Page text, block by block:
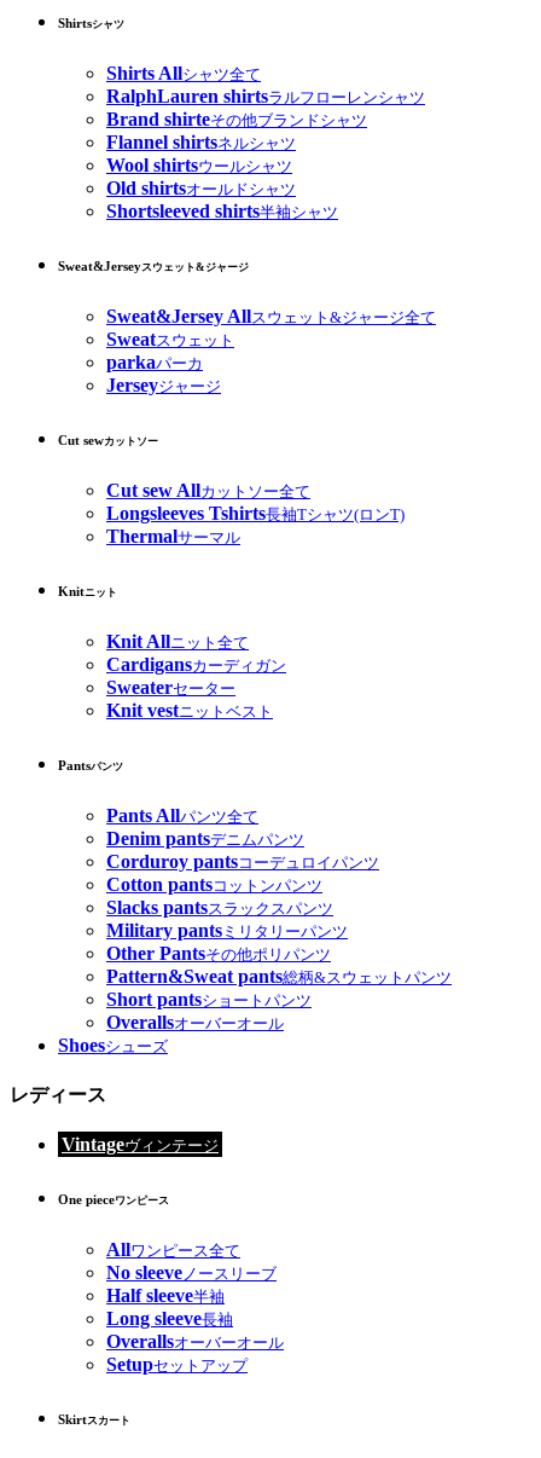
Shirtsシャツ
Shirts Allシャツ全て
RalphLauren shirtsラルフローレンシャツ
Brand shirteその他ブランドシャツ
Flannel shirtsネルシャツ
Wool shirtsウールシャツ
Old shirtsオールドシャツ
Shortsleeved shirts半袖シャツ
Sweat&Jerseyスウェット&ジャージ
Sweat&Jersey Allスウェット&ジャージ全て
Sweatスウェット
parkaパーカ
Jerseyジャージ
Cut sewカットソー
Cut sew Allカットソー全て
Longsleeves Tshirts長袖Tシャツ(ロンT)
Thermalサーマル
Knitニット
Knit Allニット全て
Cardigansカーディガン
Sweaterセーター
Knit vestニットベスト
Pantsパンツ
Pants Allパンツ全て
Denim pantsデニムパンツ
Corduroy pantsコーデュロイパンツ
Cotton pantsコットンパンツ
Slacks pantsスラックスパンツ
Military pants ミリタリーパンツ
Other Pantsその他ポリパンツ
Pattern&Sweat pants総柄&スウェットパンツ
Short pantsショートパンツ
Overallsオーバーオール
Shoesシューズ
レディース
Vintageヴィンテージ
One pieceワンピース
Allワンピース全て
No sleeveノースリーブ
Half sleeve半袖
Long sleeve長袖
Overallsオーバーオール
Setupセットアップ
Skirtスカート